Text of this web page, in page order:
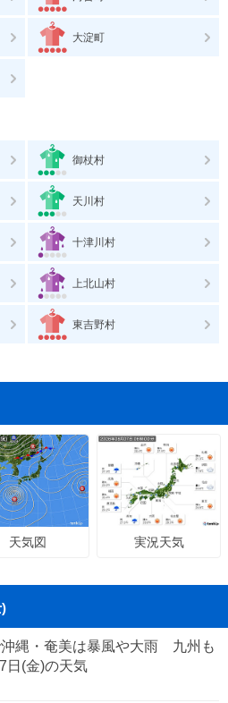
大淀町
御杖村
天川村
十津川村
上北山村
東吉野村
天気図 実況天気
縄・奄美は暴風や大雨 九州も
(金)の天気